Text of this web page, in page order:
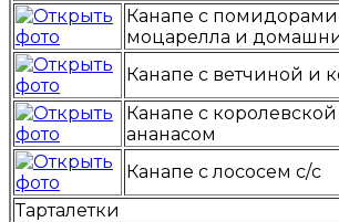
Канапе с
моцарелла и
Канапе с ветчиной и
Канапе с
ананасом
Канапе с лососем с/с
Тарталетки